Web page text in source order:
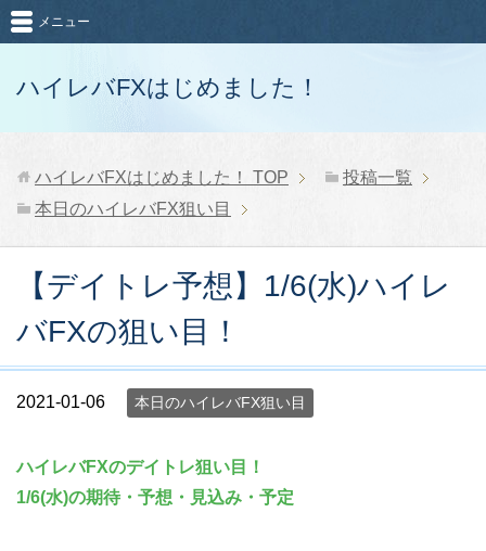
ハイレバFXはじめました！
メニュー
ハイレバFXはじめました！ TOP
投稿一覧
本日のハイレバFX狙い目
【デイトレ予想】1/6(水)ハイレ
バFXの狙い目！
2021-01-06 本日のハイレバFX狙い目
ハイレバFXのデイトレ狙い目！
1/6(水)の期待・予想・見込み・予定